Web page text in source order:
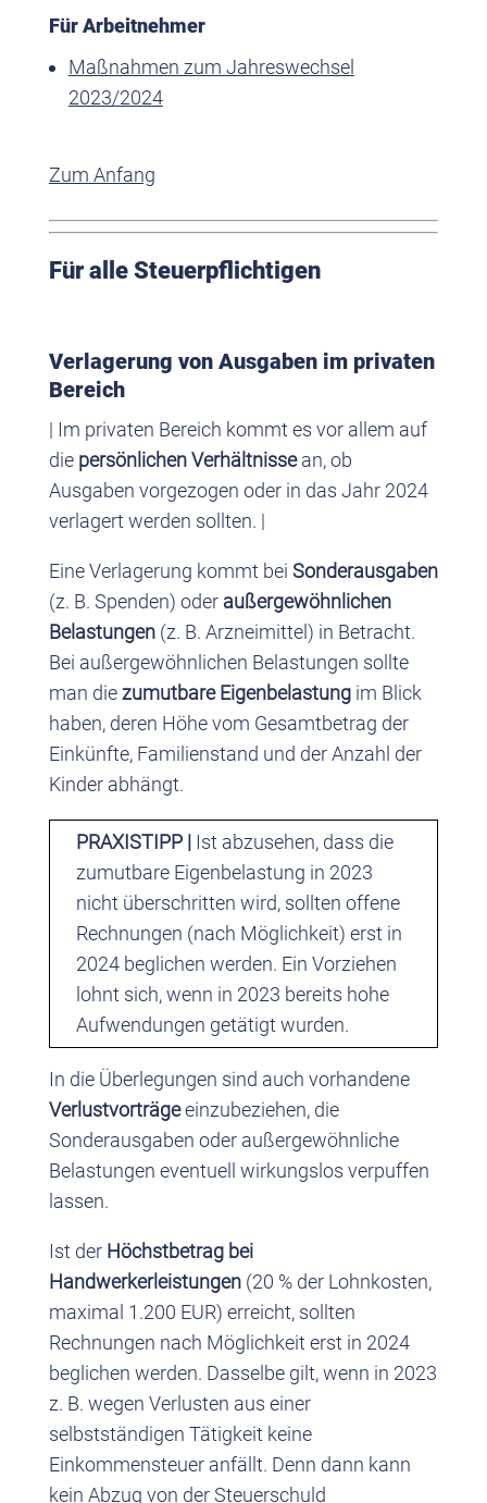
Für Arbeitnehmer
Maßnahmen zum Jahreswechsel
2023/2024
Zum Anfang
Für alle Steuerpflichtigen
Verlagerung von Ausgaben im privaten
Bereich
| Im privaten Bereich kommt es vor allem auf
die persönlichen Verhältnissean, ob
Ausgaben vorgezogen oder in das Jahr 2024
verlagert werden sollten. |
Eine Verlagerung kommt bei Sonderausgaben
(z. B. Spenden) oder außergewöhnlichen
Belastungen(z. B. Arzneimittel) in Betracht.
Bei außergewöhnlichen Belastungen sollte
man diezumutbare Eigenbelastungim Blick
haben, deren Höhe vom Gesamtbetrag der
Einkünfte, Familienstand und der Anzahl der
Kinder abhängt.
PRAXISTIPP | Ist abzusehen, dass die
zumutbare Eigenbelastung in 2023
nicht überschritten wird, sollten offene
Rechnungen (nach Möglichkeit) erst in
2024 beglichen werden. Ein Vorziehen
lohnt sich, wenn in 2023 bereits hohe
Aufwendungen getätigt wurden.
In die Überlegungen sind auch vorhandene
Verlustvorträgeeinzubeziehen, die
Sonderausgaben oder außergewöhnliche
Belastungen eventuell wirkungslos verpuffen
lassen.
Ist der Höchstbetrag bei
Handwerkerleistungen (20 % der Lohnkosten,
maximal 1.200 EUR) erreicht, sollten
Rechnungen nach Möglichkeit erst in 2024
beglichen werden. Dasselbe gilt, wenn in 2023
z. B. wegen Verlusten aus einer
selbstständigen Tätigkeit keine
Einkommensteuer anfällt. Denn dann kann
kein Abzug von der Steuerschuld